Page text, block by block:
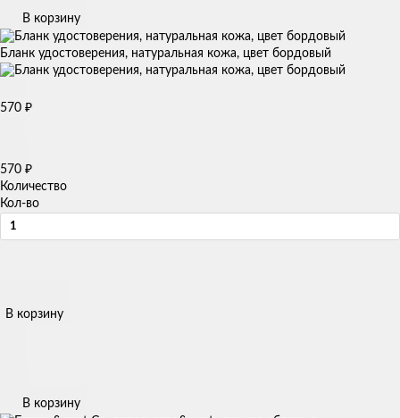
В корзину
Бланк удостоверения, натуральная кожа, цвет бордовый
570 ₽
570 ₽
Количество
Кол-во
В корзину
В корзину